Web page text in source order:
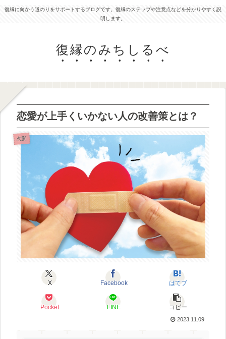
復縁に向かう道のりをサポートするブログです。復縁のステップや注意点などを分かりやすく説
明します。
復縁のみちしるべ
恋愛が上手くいかない人の改善策とは？
恋愛
X Facebook はてブ
Pocket LINE コピー
2023.11.09